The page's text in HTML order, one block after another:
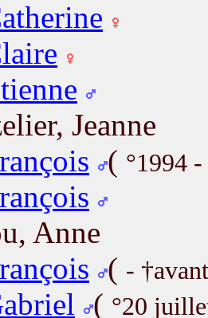
Jeanne
( °1994
Anne
( -
( °20